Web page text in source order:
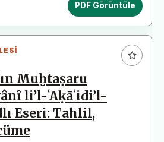
PDF Görüntüle
Muḫtaṣaru
li’l-ʿAḳāʾidi’l-
Eseri: Tahlil,